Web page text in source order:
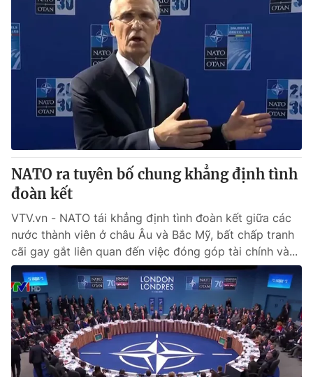
NATO ra tuyên bố chung khẳng định tình
đoàn kết
VTV.vn - NATO tái khẳng định tình đoàn kết giữa các
nước thành viên ở châu Âu và Bắc Mỹ, bất chấp tranh
cãi gay gắt liên quan đến việc đóng góp tài chính và...